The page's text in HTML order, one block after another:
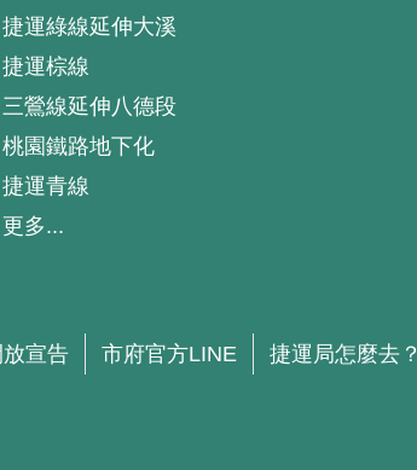
捷運綠線延伸大溪
捷運棕線
三鶯線延伸八德段
桃園鐵路地下化
捷運青線
更多...
宣告 市府官方LINE 捷運局怎麼去？